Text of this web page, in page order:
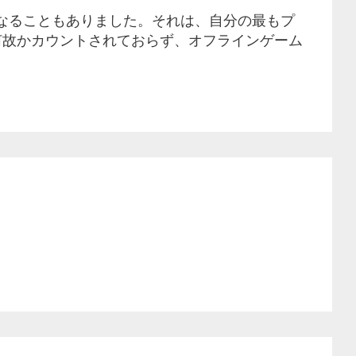
ビ
ゲ
こともありました。それは、自分の最もプ
かカウントされておらず、オフラインゲーム